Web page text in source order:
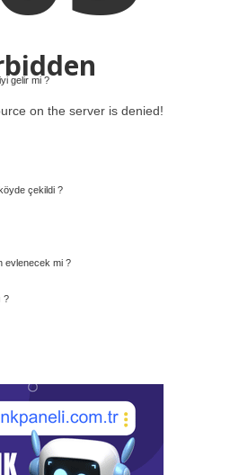
gelir mi ?
çekildi ?
evlenecek mi ?
?
on the server is denied!